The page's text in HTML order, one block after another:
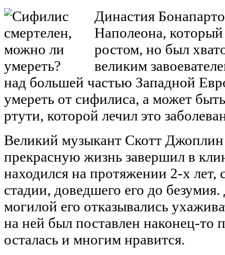
Династия
Наполеона,
ростом, но был
великим
над большей частью Западной
умереть от сифилиса, а может
ртути, которой лечил это
Великий музыкант Скотт
прекрасную жизнь завершил в
находился на протяжении 2-х лет,
стадии, доведшего его до
могилой его отказывались
на ней был поставлен наконец-то
осталась и многим нравится.